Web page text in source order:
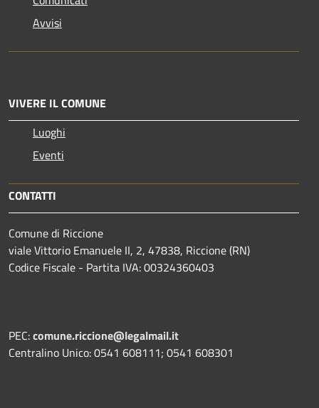
Avvisi
VIVERE IL COMUNE
Luoghi
Eventi
CONTATTI
Comune di Riccione
viale Vittorio Emanuele II, 2, 47838, Riccione (RN)
Codice Fiscale - Partita IVA: 00324360403
PEC:comune.riccione@legalmail.it
Centralino Unico: 0541 608111; 0541 608301